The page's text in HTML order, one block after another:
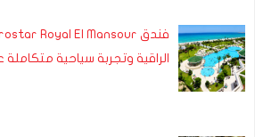
الراقية وتجربة سياحية